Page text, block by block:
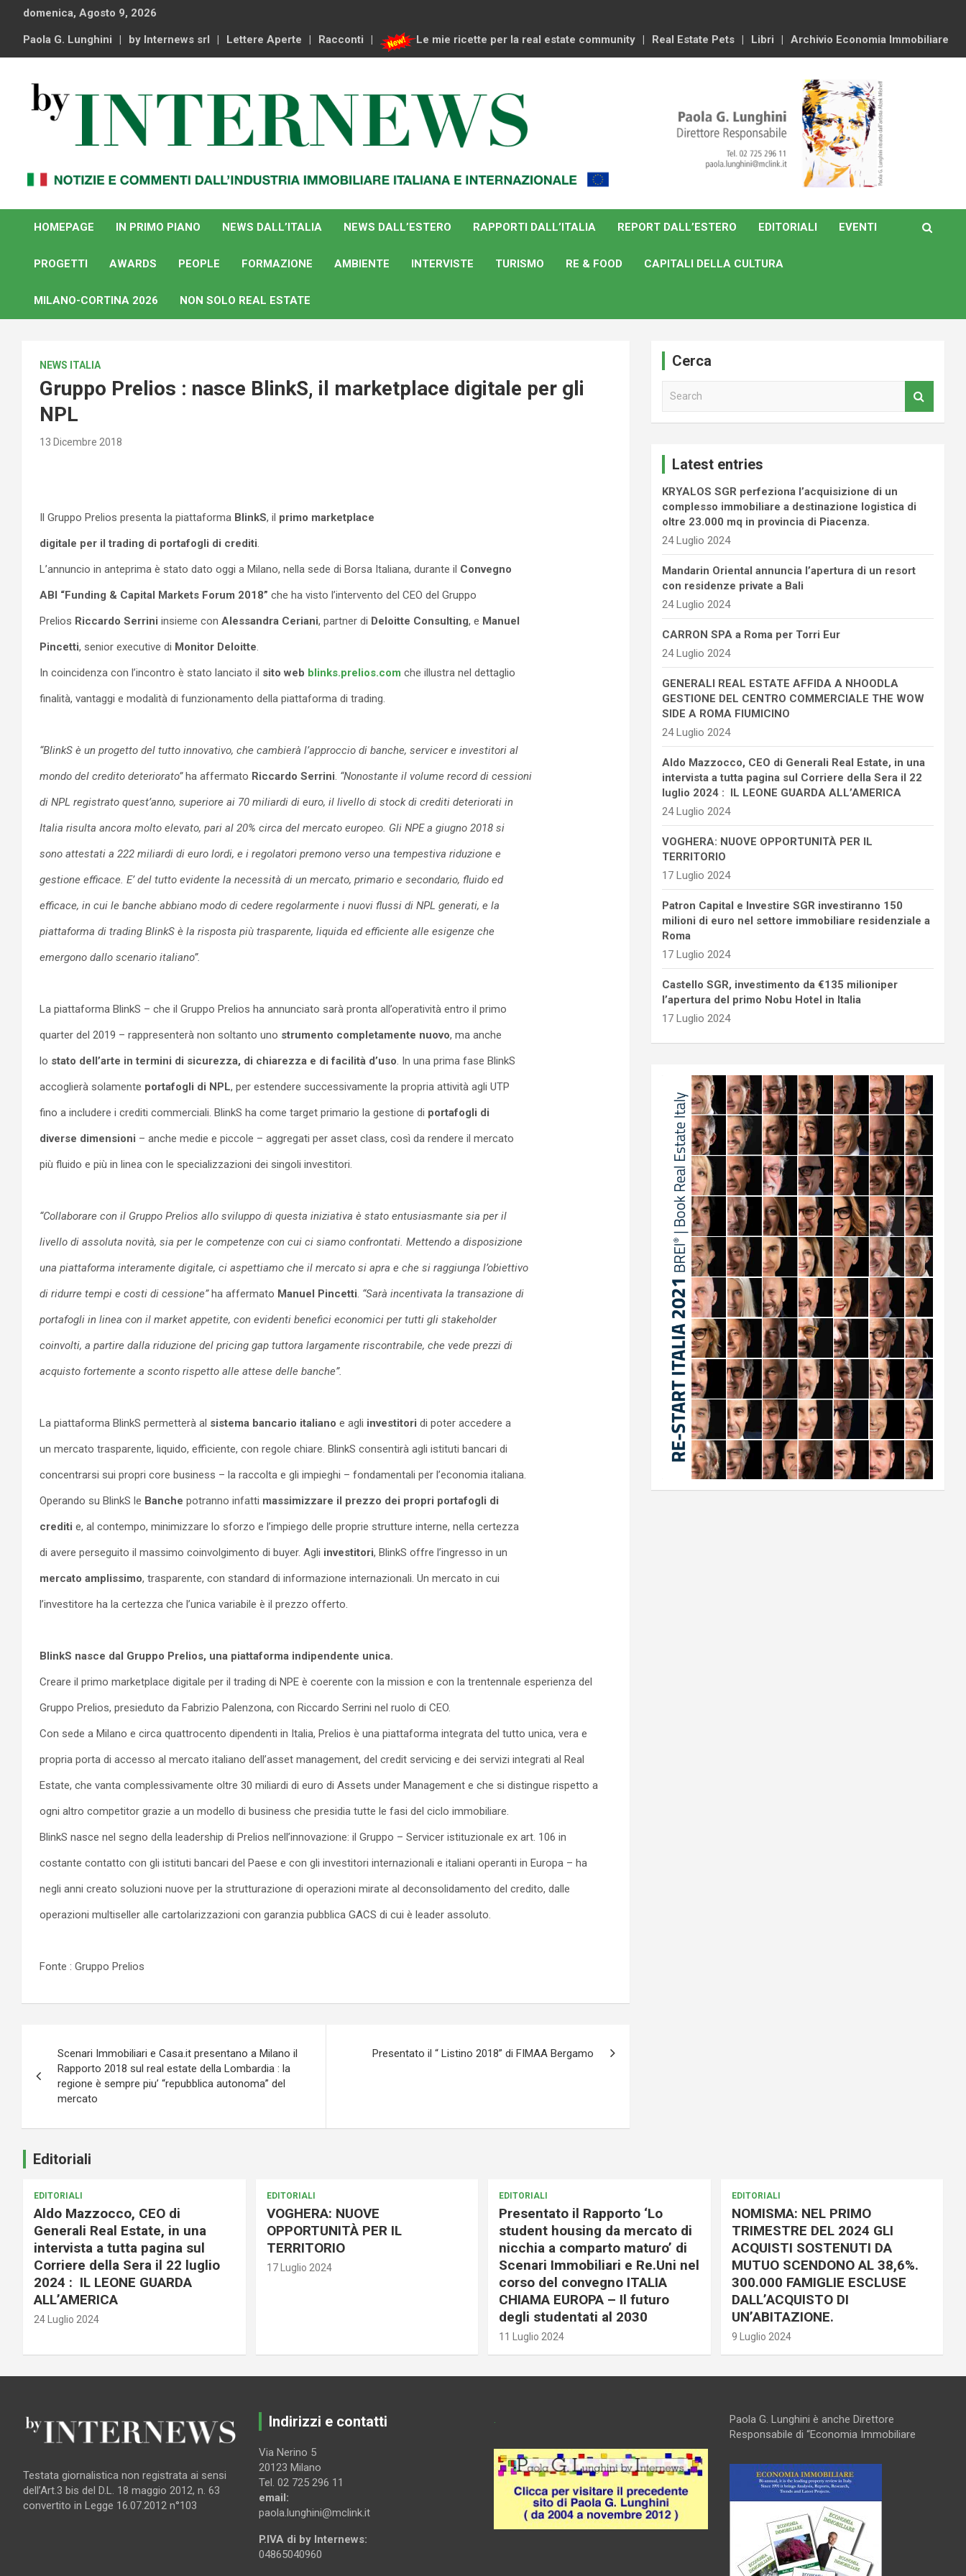
content
domenica, Agosto 9, 2026
Paola G. Lunghini by Internews srl Lettere Aperte Racconti Le mie ricette per la real estate community Real Estate Pets Libri Archivio Economia Immobiliare
By Internews
internazionale
HOMEPAGE
IN PRIMO PIANO NEWS DALL’ITALIA NEWS DALL’ESTERO RAPPORTI DALL’ITALIA REPORT DALL’ESTERO EDITORIALI EVENTI
PROGETTI AWARDS PEOPLE FORMAZIONE AMBIENTE INTERVISTE TURISMO RE & FOOD CAPITALI DELLA CULTURA
MILANO-CORTINA 2026 NON SOLO REAL ESTATE
NEWS ITALIA
Gruppo Prelios : nasce BlinkS, il marketplace digitale per gli
NPL
13 Dicembre 2018
Il Gruppo Prelios presenta la piattaforma BlinkS, il primo marketplace
digitale per il trading di portafogli di crediti
L’annuncio in anteprima è stato dato oggi a Milano, nella sede di Borsa Italiana, durante il Convegno
ABI “Funding & Capital Markets Forum 2018” che ha visto l’intervento del CEO del Gruppo
Prelios Riccardo Serrini insieme con Alessandra Ceriani, partner di Deloitte Consulting, e Manuel
Pincetti, senior executive di Monitor Deloitte
In coincidenza con l’incontro è stato lanciato il sito web blinks.prelios.com che illustra nel dettaglio
finalità, vantaggi e modalità di funzionamento della piattaforma di trading.
“BlinkS è un progetto del tutto innovativo, che cambierà l’approccio di banche, servicer e investitori al
mondo del credito deteriorato”ha affermato Riccardo Serrini “Nonostante il volume record di cessioni
di NPL registrato quest’anno, superiore ai 70 miliardi di euro, il livello di stock di crediti deteriorati in
Italia risulta ancora molto elevato, pari al 20% circa del mercato europeo. Gli NPE a giugno 2018 si
sono attestati a 222 miliardi di euro lordi, e i regolatori premono verso una tempestiva riduzione e
gestione efficace. E’ del tutto evidente la necessità di un mercato, primario e secondario, fluido ed
efficace, in cui le banche abbiano modo di cedere regolarmente i nuovi flussi di NPL generati, e la
piattaforma di trading BlinkS è la risposta più trasparente, liquida ed efficiente alle esigenze che
emergono dallo scenario italiano”.
La piattaforma BlinkS – che il Gruppo Prelios ha annunciato sarà pronta all’operatività entro il primo
quarter del 2019 – rappresenterà non soltanto uno strumento completamente nuovo, ma anche
lo stato dell’arte in termini di sicurezza, di chiarezza e di facilità d’uso . In una prima fase BlinkS
accoglierà solamente portafogli di NPL, per estendere successivamente la propria attività agli UTP
fino a includere i crediti commerciali. BlinkS ha come target primario la gestione di portafogli di
diverse dimensioni – anche medie e piccole – aggregati per asset class, così da rendere il mercato
più fluido e più in linea con le specializzazioni dei singoli investitori.
“Collaborare con il Gruppo Prelios allo sviluppo di questa iniziativa è stato entusiasmante sia per il
livello di assoluta novità, sia per le competenze con cui ci siamo confrontati. Mettendo a disposizione
una piattaforma interamente digitale, ci aspettiamo che il mercato si apra e che si raggiunga l’obiettivo
di ridurre tempi e costi di cessione”ha affermato Manuel Pincetti “Sarà incentivata la transazione di
portafogli in linea con il market appetite, con evidenti benefici economici per tutti gli stakeholder
coinvolti, a partire dalla riduzione del pricing gap tuttora largamente riscontrabile, che vede prezzi di
acquisto fortemente a sconto rispetto alle attese delle banche”.
La piattaforma BlinkS permetterà al sistema bancario italiano e agli investitori di poter accedere a
un mercato trasparente, liquido, efficiente, con regole chiare. BlinkS consentirà agli istituti bancari di
concentrarsi sui propri core business – la raccolta e gli impieghi – fondamentali per l’economia italiana.
Operando su BlinkS le Banche potranno infatti massimizzare il prezzo dei propri portafogli di
crediti e, al contempo, minimizzare lo sforzo e l’impiego delle proprie strutture interne, nella certezza
di avere perseguito il massimo coinvolgimento di buyer. Agli investitori, BlinkS offre l’ingresso in un
mercato amplissimo, trasparente, con standard di informazione internazionali. Un mercato in cui
l’investitore ha la certezza che l’unica variabile è il prezzo offerto.
BlinkS nasce dal Gruppo Prelios, una piattaforma indipendente unica.
Creare il primo marketplace digitale per il trading di NPE è coerente con la mission e con la trentennale esperienza del
Gruppo Prelios, presieduto da Fabrizio Palenzona, con Riccardo Serrini nel ruolo di CEO.
Con sede a Milano e circa quattrocento dipendenti in Italia, Prelios è una piattaforma integrata del tutto unica, vera e
propria porta di accesso al mercato italiano dell’asset management, del credit servicing e dei servizi integrati al Real
Estate, che vanta complessivamente oltre 30 miliardi di euro di Assets under Management e che si distingue rispetto a
ogni altro competitor grazie a un modello di business che presidia tutte le fasi del ciclo immobiliare.
BlinkS nasce nel segno della leadership di Prelios nell’innovazione: il Gruppo – Servicer istituzionale ex art. 106 in
costante contatto con gli istituti bancari del Paese e con gli investitori internazionali e italiani operanti in Europa – ha
negli anni creato soluzioni nuove per la strutturazione di operazioni mirate al deconsolidamento del credito, dalle
operazioni multiseller alle cartolarizzazioni con garanzia pubblica GACS di cui è leader assoluto.
Fonte : Gruppo Prelios
articoli
Scenari Immobiliari e Casa.it presentano a Milano il
Rapporto 2018 sul real estate della Lombardia : la
regione è sempre piu’ “repubblica autonoma” del
mercato
Presentato il “ Listino 2018” di FIMAA Bergamo
Cerca
Latest entries
KRYALOS SGR perfeziona l’acquisizione di un
complesso immobiliare a destinazione logistica di
oltre 23.000 mq in provincia di Piacenza.
24 Luglio 2024
Mandarin Oriental annuncia l’apertura di un resort
con residenze private a Bali
24 Luglio 2024
CARRON SPA a Roma per Torri Eur
24 Luglio 2024
GENERALI REAL ESTATE AFFIDA A NHOODLA
GESTIONE DEL CENTRO COMMERCIALE THE WOW
SIDE A ROMA FIUMICINO
24 Luglio 2024
Aldo Mazzocco, CEO di Generali Real Estate, in una
intervista a tutta pagina sul Corriere della Sera il 22
luglio 2024 : IL LEONE GUARDA ALL’AMERICA
24 Luglio 2024
VOGHERA: NUOVE OPPORTUNITÀ PER IL
TERRITORIO
17 Luglio 2024
Patron Capital e Investire SGR investiranno 150
milioni di euro nel settore immobiliare residenziale a
Roma
17 Luglio 2024
Castello SGR, investimento da €135 milioniper
l’apertura del primo Nobu Hotel in Italia
17 Luglio 2024
Editoriali
EDITORIALI
Aldo Mazzocco, CEO di
Generali Real Estate, in una
intervista a tutta pagina sul
Corriere della Sera il 22 luglio
2024 : IL LEONE GUARDA
ALL’AMERICA
24 Luglio 2024
EDITORIALI
VOGHERA: NUOVE
OPPORTUNITÀ PER IL
TERRITORIO
17 Luglio 2024
EDITORIALI
Presentato il Rapporto ‘Lo
student housing da mercato di
nicchia a comparto maturo’ di
Scenari Immobiliari e Re.Uni nel
corso del convegno ITALIA
CHIAMA EUROPA – Il futuro
degli studentati al 2030
11 Luglio 2024
EDITORIALI
NOMISMA: NEL PRIMO
TRIMESTRE DEL 2024 GLI
ACQUISTI SOSTENUTI DA
MUTUO SCENDONO AL 38,6%.
300.000 FAMIGLIE ESCLUSE
DALL’ACQUISTO DI
UN’ABITAZIONE.
9 Luglio 2024
Testata giornalistica non registrata ai sensi
dell’Art.3 bis del D.L. 18 maggio 2012, n. 63
convertito in Legge 16.07.2012 n°103
Indirizzi e contatti
Via Nerino 5
20123 Milano
Tel. 02 725 296 11
email:
paola.lunghini@mclink.it
P.IVA di by Internews:
04865040960
Paola G. Lunghini è anche Direttore
Responsabile di “Economia Immobiliare